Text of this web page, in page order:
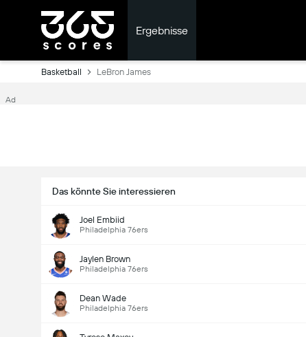
Ergebnisse
Basketball LeBron James
Ad
Das könnte Sie interessieren
Joel Embiid
Philadelphia 76ers
Jaylen Brown
Philadelphia 76ers
Dean Wade
Philadelphia 76ers